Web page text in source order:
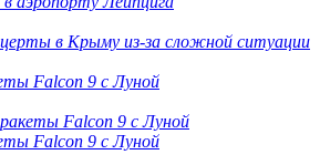
в Крыму из-за сложной ситуации
Falcon 9 с Луной
Falcon 9 с Луной